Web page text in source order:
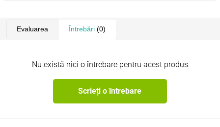
Evaluarea Întrebări(0)
Nu există nici o întrebare pentru acest produs
Scrieți o întrebare